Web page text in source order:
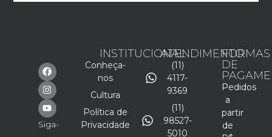
Siga-
INSTITUCIONAL
Conheça-
nos
Cultura
Política de
Privacidade
ATENDIMENTO
(11)
4117-
9369
(11)
98527-
5010
FORMAS
DE
Pedidos
a
partir
de